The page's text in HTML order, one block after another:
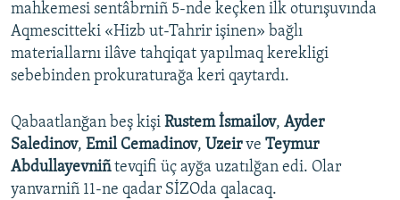
mahkemesi sentâbrniñ 5-nde keçken ilk oturışuvında
Aqmescitteki «Hizb ut-Tahrir işinen» bağlı
materiallarnı ilâve tahqiqat yapılmaq kerekligi
sebebinden prokuraturağa keri qaytardı.
Qabaatlanğan beş kişi Rustem İsmailov, Ayder
Saledinov, Emil Cemadinov, Uzeirve Teymur
Abdullayevniñtevqifi üç ayğa uzatılğan edi. Olar
yanvarniñ 11-ne qadar SİZOda qalacaq.